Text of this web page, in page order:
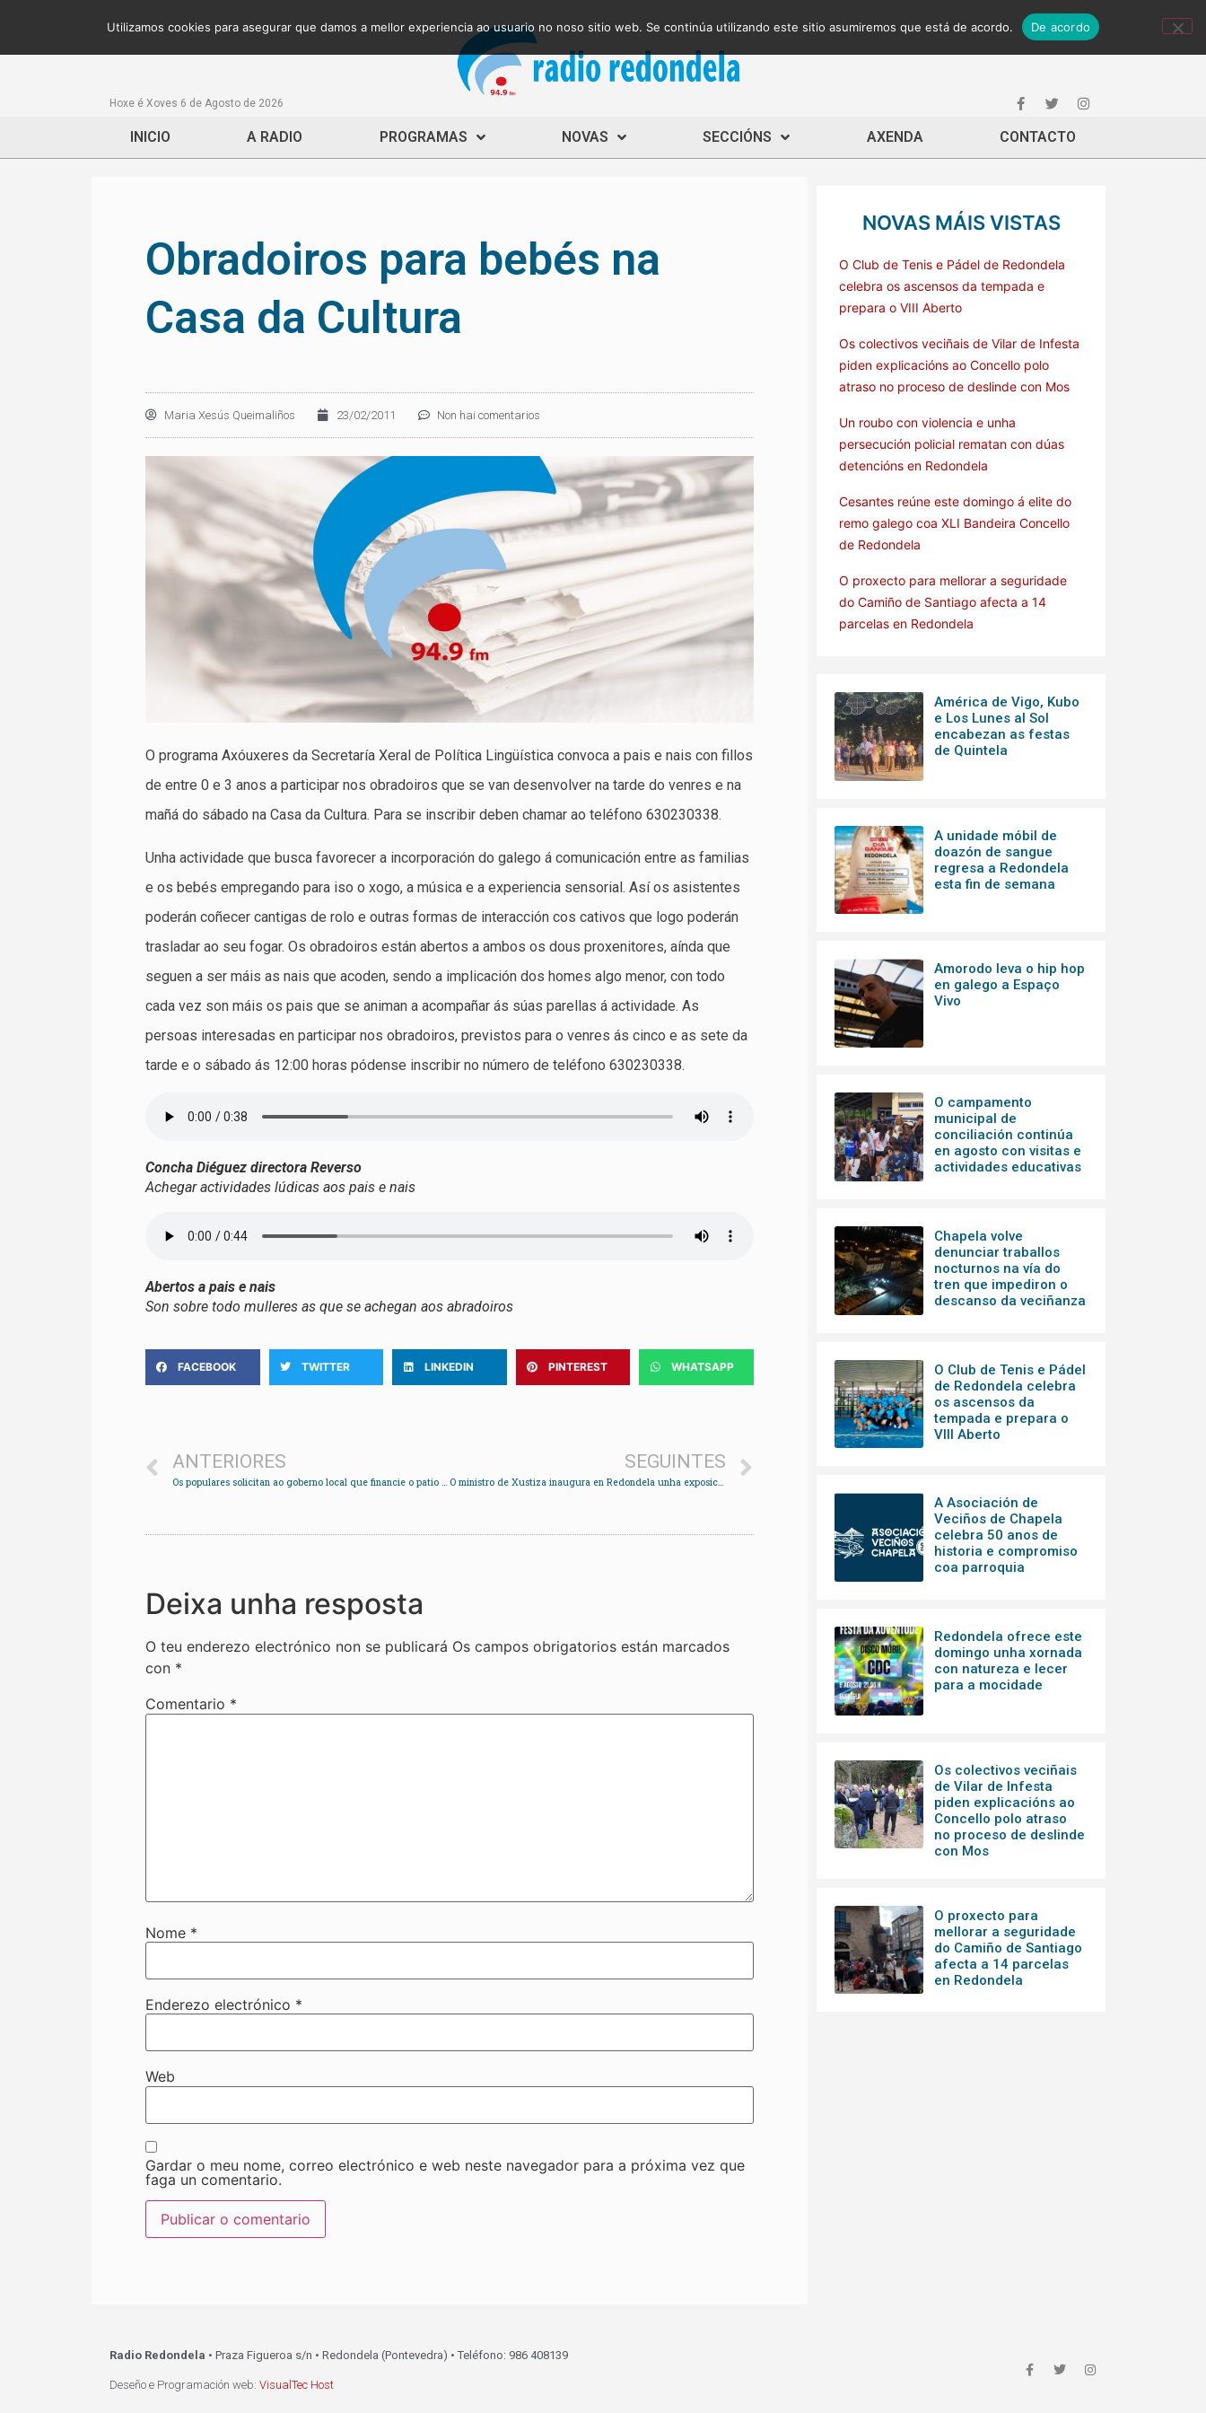
Hoxe é Xoves 6 de Agosto de 2026
INICIO A RADIO PROGRAMAS NOVAS SECCIÓNS AXENDA CONTACTO
Obradoiros para bebés na
Casa da Cultura
Maria Xesús Queimaliños 23/02/2011 Non hai comentarios
O programa Axóuxeres da Secretaría Xeral de Política Lingüística convoca a pais e nais con fillos
de entre 0 e 3 anos a participar nos obradoiros que se van desenvolver na tarde do venres e na
mañá do sábado na Casa da Cultura. Para se inscribir deben chamar ao teléfono 630230338.
Unha actividade que busca favorecer a incorporación do galego á comunicación entre as familias
e os bebés empregando para iso o xogo, a música e a experiencia sensorial. Así os asistentes
poderán coñecer cantigas de rolo e outras formas de interacción cos cativos que logo poderán
trasladar ao seu fogar. Os obradoiros están abertos a ambos os dous proxenitores, aínda que
seguen a ser máis as nais que acoden, sendo a implicación dos homes algo menor, con todo
cada vez son máis os pais que se animan a acompañar ás súas parellas á actividade. As
persoas interesadas en participar nos obradoiros, previstos para o venres ás cinco e as sete da
tarde e o sábado ás 12:00 horas pódense inscribir no número de teléfono 630230338.
Concha Diéguez directora Reverso
Achegar actividades lúdicas aos pais e nais
Abertos a pais e nais
Son sobre todo mulleres as que se achegan aos abradoiros
FACEBOOK TWITTER LINKEDIN PINTEREST WHATSAPP
ANTERIORES
Os populares solicitan ao goberno local que financie o patio cuberto de Santa Mariña
SEGUINTES
O ministro de Xustiza inaugura en Redondela unha exposición sobre o médico Alejandro Otero
Deixa unha resposta
O teu enderezo electrónico non se publicará Os campos obrigatorios están marcados
con *
Comentario *
Nome *
Enderezo electrónico *
Web
Gardar o meu nome, correo electrónico e web neste navegador para a próxima vez que
faga un comentario.
NOVAS MÁIS VISTAS
O Club de Tenis e Pádel de Redondela
celebra os ascensos da tempada e
prepara o VIII Aberto
Os colectivos veciñais de Vilar de Infesta
piden explicacións ao Concello polo
atraso no proceso de deslinde con Mos
Un roubo con violencia e unha
persecución policial rematan con dúas
detencións en Redondela
Cesantes reúne este domingo á elite do
remo galego coa XLI Bandeira Concello
de Redondela
O proxecto para mellorar a seguridade
do Camiño de Santiago afecta a 14
parcelas en Redondela
América de Vigo, Kubo
e Los Lunes al Sol
encabezan as festas
de Quintela
A unidade móbil de
doazón de sangue
regresa a Redondela
esta fin de semana
Amorodo leva o hip hop
en galego a Espaço
Vivo
O campamento
municipal de
conciliación continúa
en agosto con visitas e
actividades educativas
Chapela volve
denunciar traballos
nocturnos na vía do
tren que impediron o
descanso da veciñanza
O Club de Tenis e Pádel
de Redondela celebra
os ascensos da
tempada e prepara o
VIII Aberto
A Asociación de
Veciños de Chapela
celebra 50 anos de
historia e compromiso
coa parroquia
Redondela ofrece este
domingo unha xornada
con natureza e lecer
para a mocidade
Os colectivos veciñais
de Vilar de Infesta
piden explicacións ao
Concello polo atraso
no proceso de deslinde
con Mos
O proxecto para
mellorar a seguridade
do Camiño de Santiago
afecta a 14 parcelas
en Redondela
Radio Redondela • Praza Figueroa s/n • Redondela (Pontevedra) • Teléfono: 986 408139
Deseño e Programación web: VisualTec Host
Utilizamos cookies para asegurar que damos a mellor experiencia ao usuario no noso sitio web. Se continúa utilizando este sitio asumiremos que está de acordo. De acordo